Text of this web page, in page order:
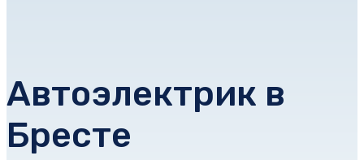
Автоэлектрик в
Бресте